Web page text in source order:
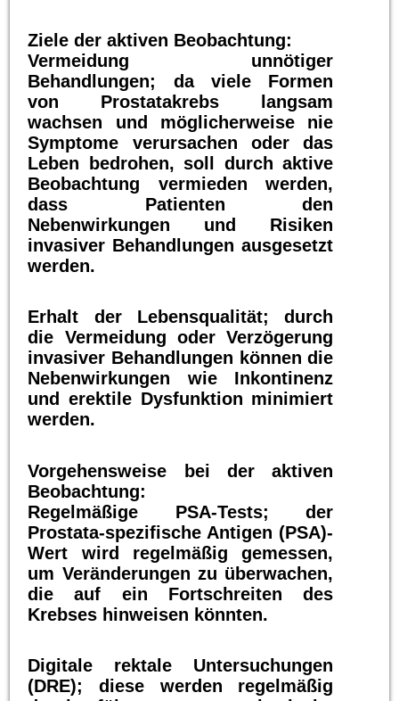
Ziele der aktiven Beobachtung:
Vermeidung unnötiger
Behandlungen; da viele Formen
von Prostatakrebs langsam
wachsen und möglicherweise nie
Symptome verursachen oder das
Leben bedrohen, soll durch aktive
Beobachtung vermieden werden,
dass Patienten den
Nebenwirkungen und Risiken
invasiver Behandlungen ausgesetzt
werden.
Erhalt der Lebensqualität; durch
die Vermeidung oder Verzögerung
invasiver Behandlungen können die
Nebenwirkungen wie Inkontinenz
und erektile Dysfunktion minimiert
werden.
Vorgehensweise bei der aktiven
Beobachtung:
Regelmäßige PSA-Tests; der
Prostata-spezifische Antigen (PSA)-
Wert wird regelmäßig gemessen,
um Veränderungen zu überwachen,
die auf ein Fortschreiten des
Krebses hinweisen könnten.
Digitale rektale Untersuchungen
(DRE); diese werden regelmäßig